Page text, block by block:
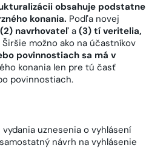
obsahuje podstatne
konania. Podľa novej
(2) navrhovateľ a (3) tí veritelia,
Širšie možno ako na účastníkov
povinnostiach sa má v
konania len pre tú časť
povinnostiach.
uznesenia o vyhlásení
návrh na vyhlásenie